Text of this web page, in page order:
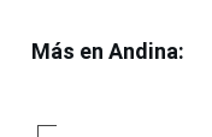
Más en Andina: